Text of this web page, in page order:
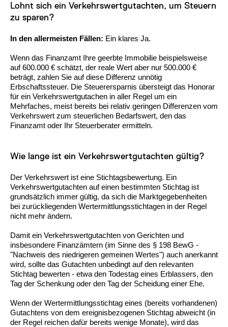
Lohnt sich ein Verkehrswertgutachten, um Steuern
zu sparen?
In den allermeisten Fällen: Ein klares Ja.
Wenn das Finanzamt Ihre geerbte Immobilie beispielsweise
auf 600.000 € schätzt, der reale Wert aber nur 500.000 €
beträgt, zahlen Sie auf diese Differenz unnötig
Erbschaftssteuer. Die Steuerersparnis übersteigt das Honorar
für ein Verkehrswertgutachen in aller Regel um ein
Mehrfaches, meist bereits bei relativ geringen Differenzen vom
Verkehrswert zum steuerlichen Bedarfswert, den das
Finanzamt oder Ihr Steuerberater ermitteln.
Wie lange ist ein Verkehrswertgutachten gültig?
Der Verkehrswert ist eine Stichtagsbewertung. Ein
Verkehrswertgutachten auf einen bestimmten Stichtag ist
grundsätzlich immer gültig, da sich die Marktgegebenheiten
bei zurückliegenden Wertermittlungsstichtagen in der Regel
nicht mehr ändern.
Damit ein Verkehrswertgutachten von Gerichten und
insbesondere Finanzämtern (im Sinne des § 198 BewG -
"Nachweis des niedrigeren gemeinen Wertes") auch anerkannt
wird, sollte das Gutachten unbedingt auf den relevanten
Stichtag bewerten - etwa den Todestag eines Erblassers, den
Tag der Schenkung oder den Tag der Scheidung einer Ehe.
Wenn der Wertermittlungsstichtag eines (bereits vorhandenen)
Gutachtens von dem ereignisbezogenen Stichtag abweicht (in
der Regel reichen dafür bereits wenige Monate), wird das